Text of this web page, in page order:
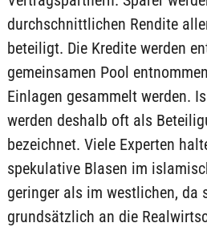
durchschnittlichen Rendite
beteiligt. Die Kredite werden
gemeinsamen Pool
Einlagen gesammelt werden.
werden deshalb oft als
bezeichnet. Viele Experten
spekulative Blasen im
geringer als im westlichen, da
grundsätzlich an die